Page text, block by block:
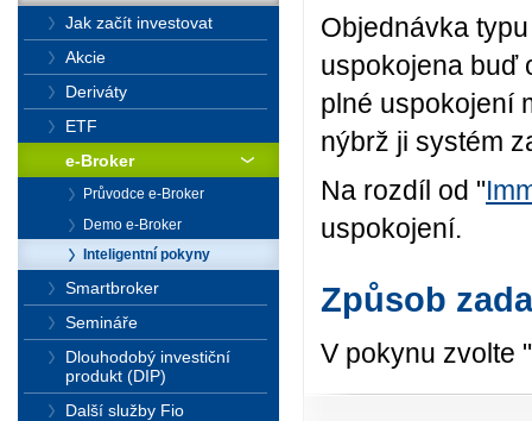
Objednávka
uspokojena buď
plné uspokojení
nýbrž ji systém
Na rozdíl od "
uspokojení.
Způsob
V pokynu zvolte "
Jak začít investovat
Akcie
Deriváty
ETF
e-Broker
Průvodce e-Broker
Demo e-Broker
Inteligentní pokyny
Smartbroker
Semináře
Dlouhodobý investiční
produkt (DIP)
Další služby Fio